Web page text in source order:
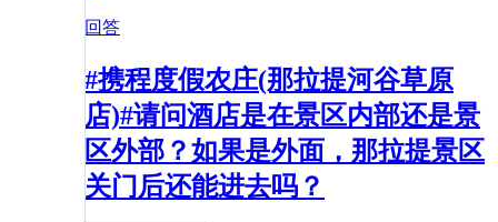
回答
#携程度假农庄(那拉提河谷草原
店)#请问酒店是在景区内部还是景
区外部？如果是外面，那拉提景区
关门后还能进去吗？